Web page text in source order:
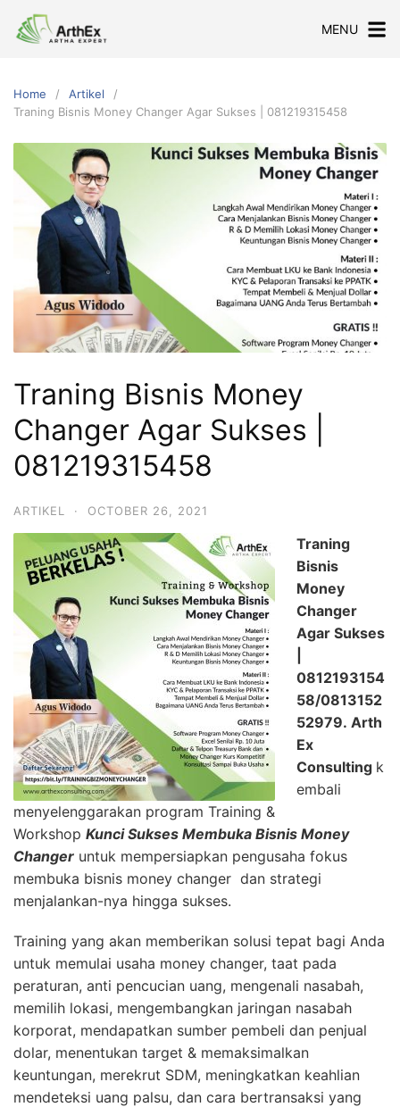
MENU
Home
Artikel
Traning Bisnis Money Changer Agar Sukses | 081219315458
Traning Bisnis Money
Changer Agar Sukses |
081219315458
ARTIKEL · OCTOBER 26, 2021
Traning
Bisnis
Money
Changer
Agar Sukses
0812193154
58/0813152
52979. Arth
Ex
Consulting k
embali
menyelenggarakan program Training &
Workshop Kunci Sukses Membuka Bisnis Money
Changer untuk mempersiapkan pengusaha fokus
membuka bisnis money changer dan strategi
menjalankan-nya hingga sukses.
Training yang akan memberikan solusi tepat bagi Anda
untuk memulai usaha money changer, taat pada
peraturan, anti pencucian uang, mengenali nasabah,
memilih lokasi, mengembangkan jaringan nasabah
korporat, mendapatkan sumber pembeli dan penjual
dolar, menentukan target & memaksimalkan
keuntungan, merekrut SDM, meningkatkan keahlian
mendeteksi uang palsu, dan cara bertransaksi yang